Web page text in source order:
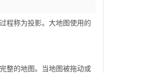
程称为投影。大地图使用的
整的地图。当地图被拖动或